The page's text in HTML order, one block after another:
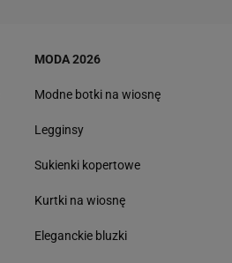
MODA 2026
Modne botki na wiosnę
Legginsy
Sukienki kopertowe
Kurtki na wiosnę
Eleganckie bluzki